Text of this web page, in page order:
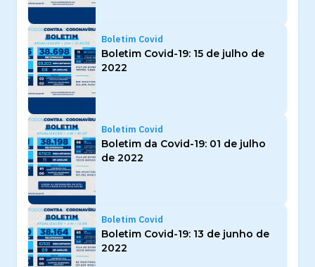
Boletim Covid
Boletim Covid-19: 15 de julho de
2022
Boletim Covid
Boletim da Covid-19: 01 de julho
de 2022
Boletim Covid
Boletim Covid-19: 13 de junho de
2022